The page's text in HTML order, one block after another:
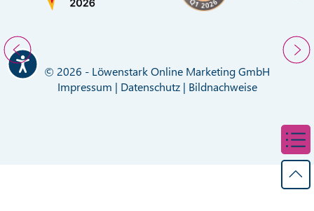
© 2026 - Löwenstark Online Marketing GmbH
Impressum | Datenschutz| Bildnachweise